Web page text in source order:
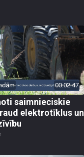
00:02:47
saimnieciskie
elektrotīklus un